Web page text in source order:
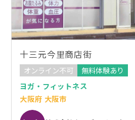
十三元今里商店街
オンライン不可
無料体験あり
ヨガ・フィットネス
大阪府 大阪市